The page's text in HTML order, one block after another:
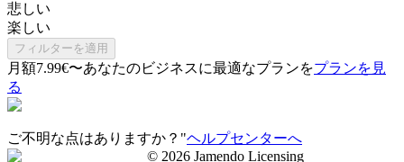
悲しい
楽しい
フィルターを適用
月額7.99€〜あなたのビジネスに最適なプランをプランを見
る
ご不明な点はありますか？"ヘルプセンターへ
© 2026 Jamendo Licensing